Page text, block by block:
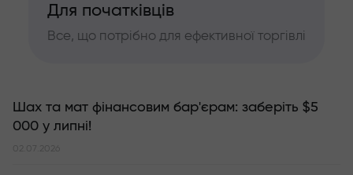
Для початківців
Все, що потрібно для ефективної торгівлі
Шах та мат фінансовим бар'єрам: заберіть $5
000 у липні!
02.07.2026